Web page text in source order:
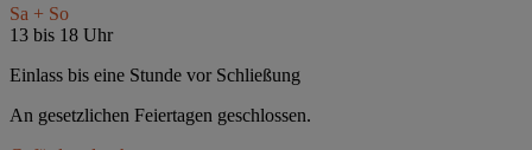
Sa + So
13 bis 18 Uhr
Einlass bis eine Stunde vor Schließung
An gesetzlichen Feiertagen geschlossen.